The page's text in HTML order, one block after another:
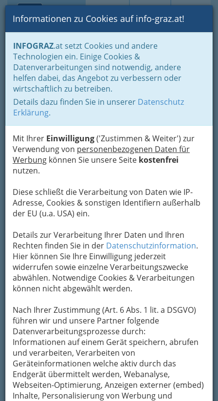
Suche Login Toggle
Informationen zu Cookies auf info-graz.at!
INFOGRAZ.at setzt Cookies und andere
Technologien ein. Einige Cookies &
Datenverarbeitungen sind notwendig, andere
helfen dabei, das Angebot zu verbessern oder
wirtschaftlich zu betreiben.
Details dazu finden Sie in unserer Datenschutz
Erklärung.
Mit Ihrer Einwilligung('Zustimmen & Weiter') zur
Verwendung von personenbezogenen Daten für
Werbung können Sie unsere Seite kostenfrei
nutzen.
Diese schließt die Verarbeitung von Daten wie IP-
Adresse, Cookies & sonstigen Identifiern außerhalb
der EU (u.a. USA) ein.
Details zur Verarbeitung Ihrer Daten und Ihren
Rechten finden Sie in der Datenschutzinformation.
Hier können Sie Ihre Einwilligung jederzeit
widerrufen sowie einzelne Verarbeitungszwecke
abwählen. Notwendige Cookies & Verarbeitungen
können nicht abgewählt werden.
Nach Ihrer Zustimmung (Art. 6 Abs. 1 lit. a DSGVO)
führen wir und unsere Partner folgende
Datenverarbeitungsprozesse durch:
Informationen auf einem Gerät speichern, abrufen
und verarbeiten, Verarbeiten von
Geräteinformationen welche aktiv durch das
Endgerät übermittelt werden, Webanalyse,
Webseiten-Optimierung, Anzeigen externer (embed)
Inhalte, Personalisierung von Werbung und
Home Branchen
Gesundheit und Soziales
Fachärzte und Fachärztinnen
Chirurgie
Plastischer Chirurg / Plastische Chirurgin
Plastische Chirurgie Graz
und Umgebung /
Schönheitsoperation sowie
Botox & Co.
Brustvergrößerung in Graz,
Fettabsaugung, Lippen
aufspritzen - plastische Chirurgie
Graz, moderne
Schönheitschirurgie
Wenn makellose Schönheit lockt, wird die
schmerzhafte Giftspritze lächelnd ertragen.
Nasenkorrektur statt Nase rümpfen heißt es
nun schon seit einigen Jahren. Ob